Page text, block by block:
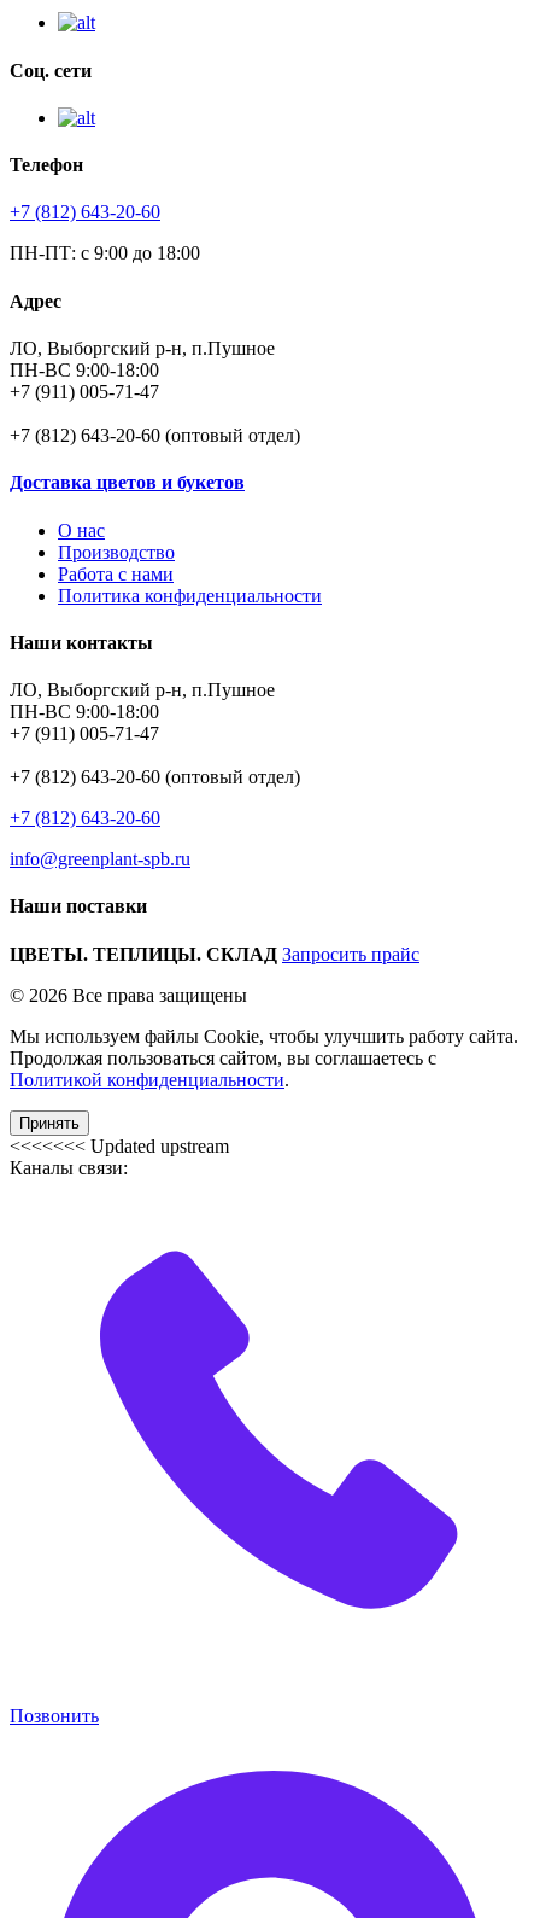
Соц. сети
Телефон
+7 (812) 643-20-60
ПН-ПТ: с 9:00 до 18:00
Адрес
ЛО, Выборгский р-н, п.Пушное
ПН-ВС 9:00-18:00
+7 (911) 005-71-47
+7 (812) 643-20-60 (оптовый отдел)
Доставка цветов и букетов
О нас
Производство
Работа с нами
Политика конфиденциальности
Наши контакты
ЛО, Выборгский р-н, п.Пушное
ПН-ВС 9:00-18:00
+7 (911) 005-71-47
+7 (812) 643-20-60 (оптовый отдел)
+7 (812) 643-20-60
info@greenplant-spb.ru
Наши поставки
ЦВЕТЫ. ТЕПЛИЦЫ. СКЛАД Запросить прайс
© 2026 Все права защищены
Мы используем файлы Cookie, чтобы улучшить работу сайта.
Продолжая пользоваться сайтом, вы соглашаетесь с
Политикой конфиденциальности.
Принять
<<<<<<< Updated upstream
Каналы связи:
Позвонить